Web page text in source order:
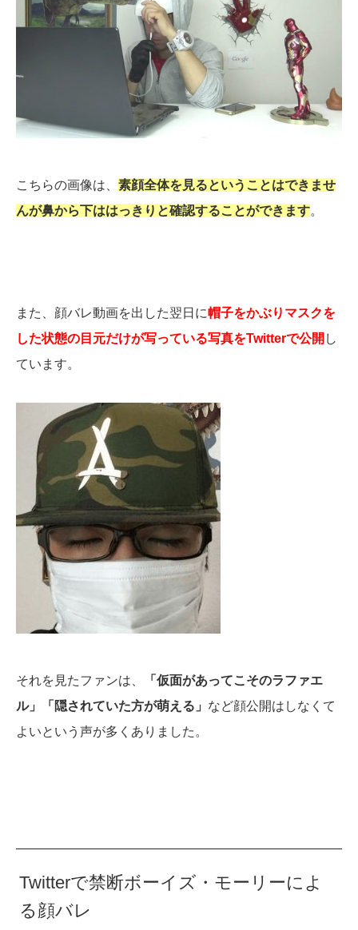
こちらの画像は、 素顔全体を見るということはできませ
んが鼻から下ははっきりと確認することができます。
また、顔バレ動画を出した翌日に帽子をかぶりマスクを
した状態の目元だけが写っている写真をTwitterで公開 し
ています。
それを見たファンは、
「仮面があってこそのラファエ
ル」「隠されていた方が萌える」 など顔公開はしなくて
よいという声が多くありました。
Twitterで禁断ボーイズ・モーリーによ
る顔バレ